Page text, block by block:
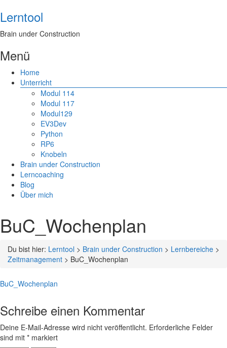
Lerntool
Brain under Construction
Menü
Home
Unterricht
Modul 114
Modul 117
Modul129
EV3Dev
Python
RP6
Knobeln
Brain under Construction
Lerncoaching
Blog
Über mich
BuC_Wochenplan
Du bist hier: Lerntool > Brain under Construction > Lernbereiche >
Zeitmanagement > BuC_Wochenplan
BuC_Wochenplan
Schreibe einen Kommentar
Deine E-Mail-Adresse wird nicht veröffentlicht. Erforderliche Felder
sind mit * markiert